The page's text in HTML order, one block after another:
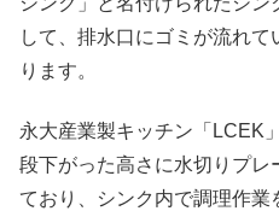
して、排水口にゴミが流れ
ります。
永大産業製キッチン「LCEK
段下がった高さに水切りプレ
ており、シンク内で調理作